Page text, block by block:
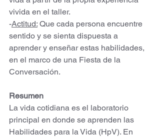
vivida en el taller.
-Actitud: Que cada persona encuentre
sentido y se sienta dispuesta a
aprender y enseñar estas habilidades,
en el marco de una Fiesta de la
Conversación.
Resumen
La vida cotidiana es el laboratorio
principal en donde se aprenden las
Habilidades para la Vida (HpV). En